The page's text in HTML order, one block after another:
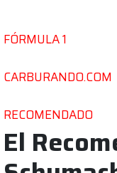
FÓRMULA 1
CARBURANDO.COM
RECOMENDADO
El